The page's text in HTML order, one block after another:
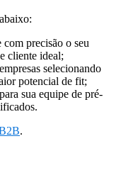
com precisão o seu
cliente ideal;
selecionando
potencial de fit;
sua equipe de pré-
.